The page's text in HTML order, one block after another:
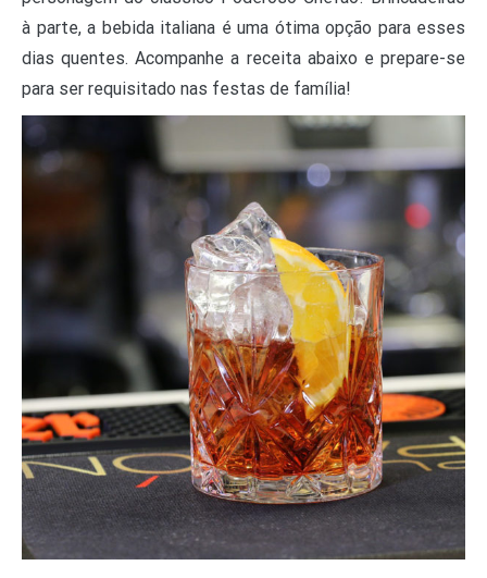
à parte, a bebida italiana é uma ótima opção para esses
dias quentes. Acompanhe a receita abaixo e prepare-se
para ser requisitado nas festas de família!